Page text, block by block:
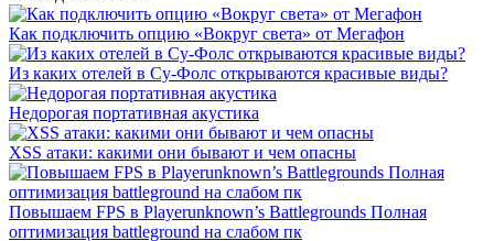
Как подключить опцию «Вокруг света» от Мегафон
Из каких отелей в Су-Фолс открываются красивые виды?
Недорогая портативная акустика
XSS атаки: какими они бывают и чем опасны
Повышаем FPS в Playerunknown’s Battlegrounds Полная
оптимизация battleground на слабом пк